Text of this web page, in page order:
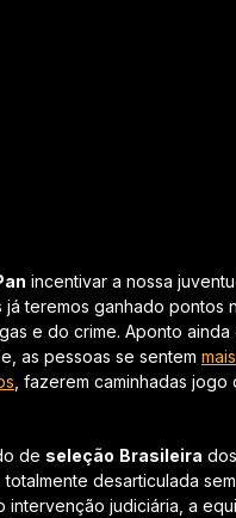
incentivar a nossa
teremos ganhado pontos
e do crime. Aponto ainda
as pessoas se sentem
, fazerem caminhadas
de seleção Brasileira
desarticulada
judiciária, a